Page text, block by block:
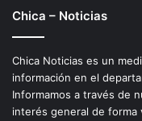
Chica – Noticias
Chica Noticias es un
información en el
Informamos a través de
interés general de forma